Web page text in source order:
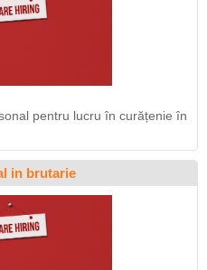
pentru lucru în curățenie în
in brutarie